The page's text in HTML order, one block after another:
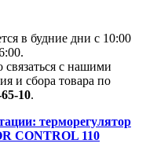
в будние дни с 10:00
с нашими
и сбора товара по
10.
терморегулятор
CONTROL 110